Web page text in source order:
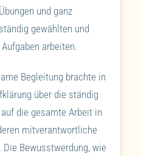
und ganz
gewählten und
arbeiten.
Begleitung brachte in
über die ständig
die gesamte Arbeit in
mitverantwortliche
Bewusstwerdung, wie